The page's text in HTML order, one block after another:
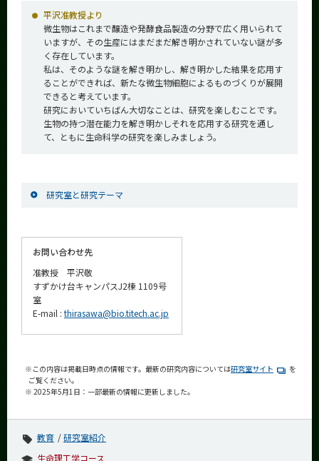
平沢准教授より
微生物はこれまで醸造や発酵食品製造の分野で広く用いられて
いますが、その生産にはまだまだ解き明かされていない謎が多
く存在しています。
私は、そのような謎を解き明かし、解き明かした結果を応用す
ることができれば、新たな微生物細胞によるものづくりが展開
できると考えています。
研究においていちばん大切なことは、研究を楽しむことです。
生物の持つ潜在能力を解き明かしそれを応用する研究を通し
て、ともに生命科学の研究を楽しみましょう。
研究室と研究テーマ
お問い合わせ先
准教授 平沢敬
すずかけ台キャンパスJ2棟 1109号
室
E-mail :thirasawa@bio.titech.ac.jp
※この内容は掲載日時点の情報です。最新の研究内容については研究室サイト
を
ご覧ください。
※ 2025年5月1日：一部最新の情報に更新しました。
教育
研究室紹介
生命理工学コース